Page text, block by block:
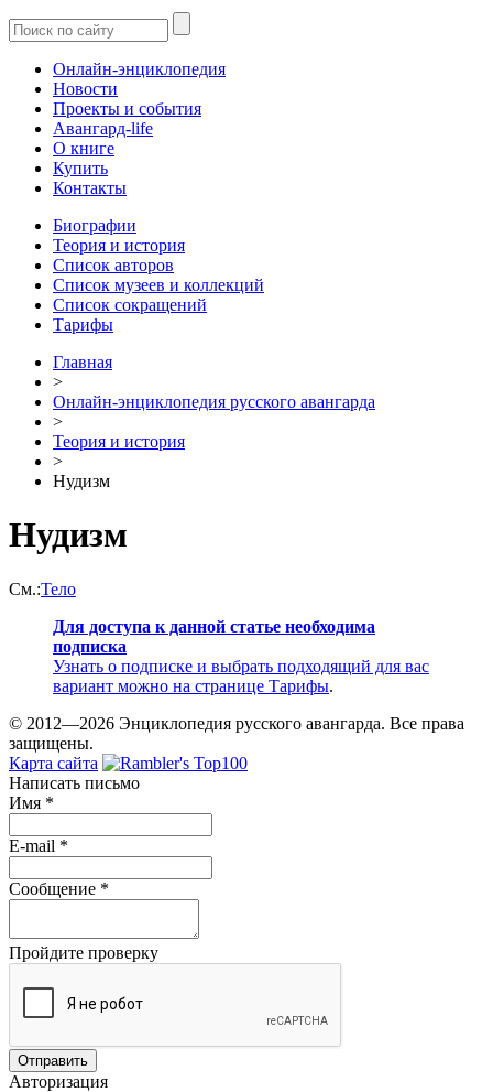
Онлайн-энциклопедия
Новости
Проекты и события
Авангард-life
О книге
Купить
Контакты
Биографии
Теория и история
Список авторов
Список музеев и коллекций
Список сокращений
Тарифы
Главная
>
Онлайн-энциклопедия русского авангарда
>
Теория и история
>
Нудизм
Нудизм
См.:Тело
Для доступа к данной статье необходима
подписка
Узнать о подписке и выбрать подходящий для вас
вариант можно на странице Тарифы.
© 2012—2026 Энциклопедия русского авангарда. Все права
защищены.
Карта сайта
Написать письмо
Имя *
E-mail *
Сообщение *
Пройдите проверку
Авторизация